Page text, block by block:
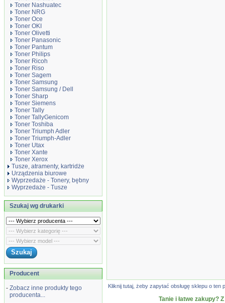
Toner Nashuatec
Toner NRG
Toner Oce
Toner OKI
Toner Olivetti
Toner Panasonic
Toner Pantum
Toner Philips
Toner Ricoh
Toner Riso
Toner Sagem
Toner Samsung
Toner Samsung / Dell
Toner Sharp
Toner Siemens
Toner Tally
Toner TallyGenicom
Toner Toshiba
Toner Triumph Adler
Toner Triumph-Adler
Toner Utax
Toner Xante
Toner Xerox
Tusze, atramenty, kartridże
Urządzenia biurowe
Wyprzedaże - Tonery, bębny
Wyprzedaże - Tusze
Szukaj wg drukarki
Producent
- Zobacz inne produkty tego
producenta...
Kliknij tutaj, żeby zapytać obsługę sklepu o
Tanie i łatwe zakupy?